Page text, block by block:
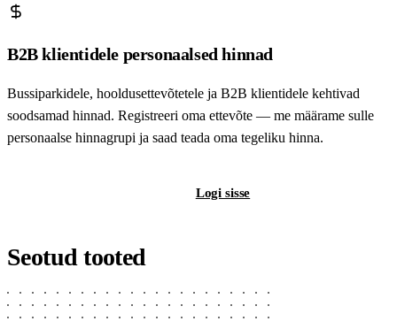
B2B klientidele personaalsed hinnad
Bussiparkidele, hooldusettevõtetele ja B2B klientidele kehtivad
soodsamad hinnad. Registreeri oma ettevõte — me määrame sulle
personaalse hinnagrupi ja saad teada oma tegeliku hinna.
Logi sisse
Seotud tooted